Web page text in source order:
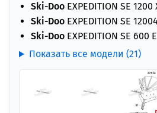
Ski-Doo EXPEDITION SE 1200
Ski-Doo EXPEDITION SE
Ski-Doo EXPEDITION SE 600
Показать все модели (21)